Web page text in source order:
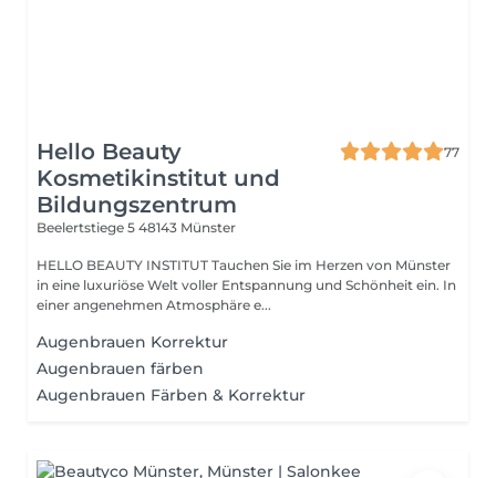
Hello Beauty
Kosmetikinstitut und
Bildungszentrum
77
Beelertstiege 5 48143 Münster
HELLO BEAUTY INSTITUT Tauchen Sie im Herzen von Münster
in eine luxuriöse Welt voller Entspannung und Schönheit ein. In
einer angenehmen Atmosphäre e...
Augenbrauen Korrektur
Augenbrauen färben
Augenbrauen Färben & Korrektur